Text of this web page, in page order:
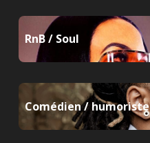
RnB / Soul
Comédien / humoriste